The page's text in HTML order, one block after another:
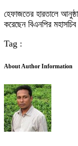
হেফাজতের হারতালে
করেছেন বিএনপির
Tag :
About Author Information